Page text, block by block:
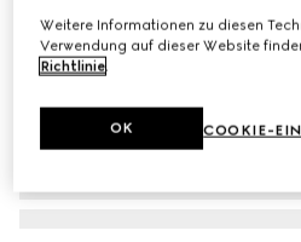
Weitere Informationen zu diesen
Verwendung auf dieser Website
Richtlinie.
COOKIE-
OK